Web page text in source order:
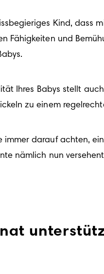
Kind, dass
Fähigkeiten und
Ihres Babys stellt
zu einem
darauf achten,
nämlich nun